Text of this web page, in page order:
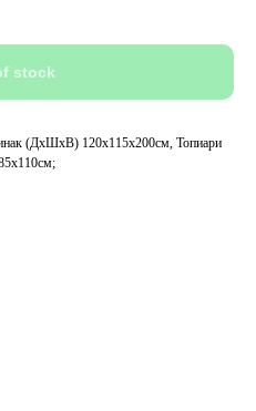
stock
(ДхШхВ) 120х115х200см, Топиари